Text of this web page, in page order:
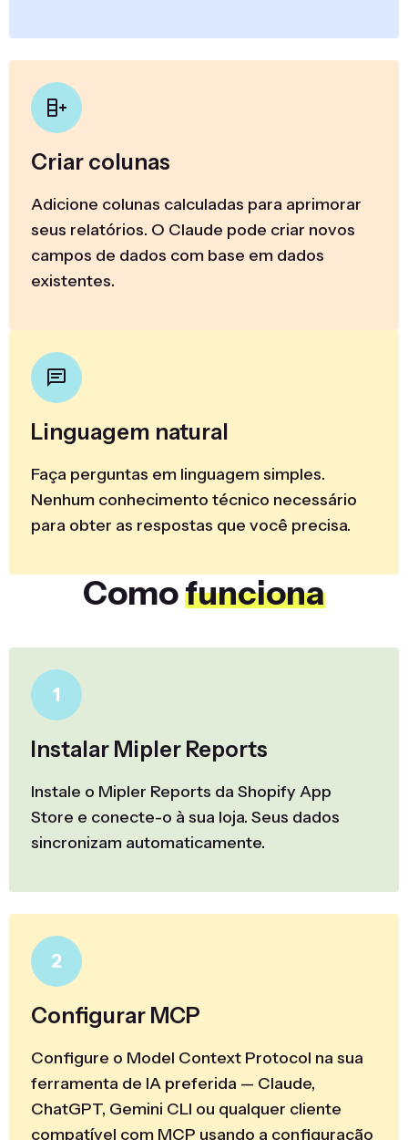
Criar colunas
Adicione colunas calculadas para aprimorar
seus relatórios. O Claude pode criar novos
campos de dados com base em dados
existentes.
Linguagem natural
Faça perguntas em linguagem simples.
Nenhum conhecimento técnico necessário
para obter as respostas que você precisa.
Comofunciona
1
Instalar Mipler Reports
Instale o Mipler Reports da Shopify App
Store e conecte-o à sua loja. Seus dados
sincronizam automaticamente.
2
Configurar MCP
Configure o Model Context Protocol na sua
ferramenta de IA preferida — Claude,
ChatGPT, Gemini CLI ou qualquer cliente
compatível com MCP usando a configuração